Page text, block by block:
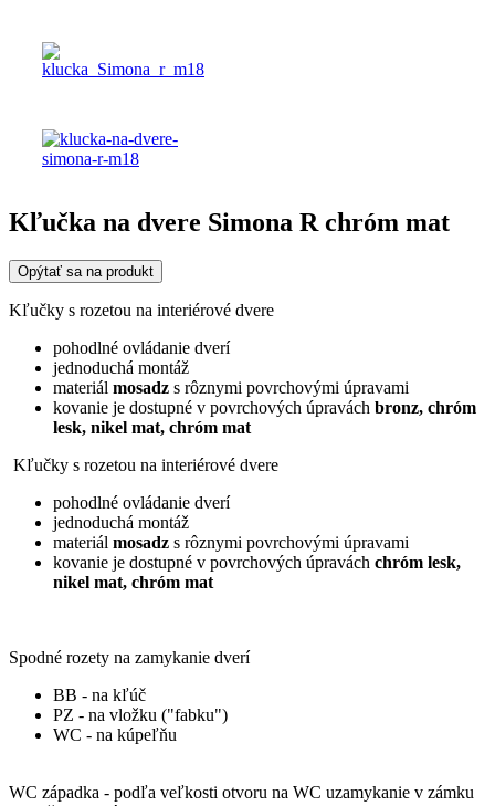
Kľučka na dvere Simona R chróm mat
Opýtať sa na produkt
Kľučky s rozetou na interiérové dvere
pohodlné ovládanie dverí
jednoduchá montáž
materiál mosadz s rôznymi povrchovými úpravami
kovanie je dostupné v povrchových úpravách bronz, chróm
lesk, nikel mat, chróm mat
Kľučky s rozetou na interiérové dvere
pohodlné ovládanie dverí
jednoduchá montáž
materiál mosadz s rôznymi povrchovými úpravami
kovanie je dostupné v povrchových úpravách chróm lesk,
nikel mat, chróm mat
Spodné rozety na zamykanie dverí
BB - na kľúč
PZ - na vložku ("fabku")
WC - na kúpeľňu
WC západka - podľa veľkosti otvoru na WC uzamykanie v zámku